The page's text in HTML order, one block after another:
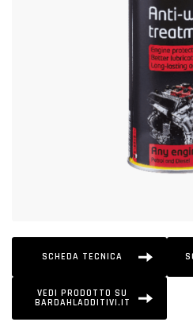
SCHEDA TECNICA
VEDI PRODOTTO SU
BARDAHLADDITIVI.IT